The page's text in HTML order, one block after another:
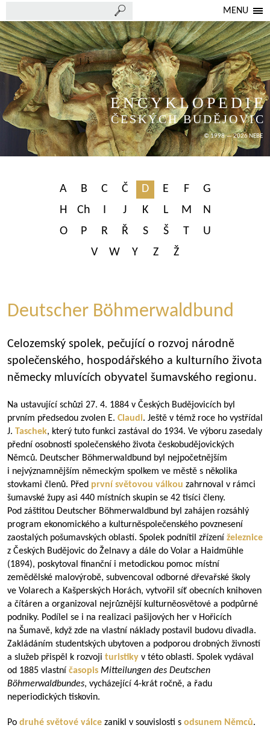
MENU
ENCYKLOPEDIE
ČESKÝCH BUDĚJOVIC
© 1998 — 2026 NEBE
A B C Č D E F
G
H
Ch I J K L M
N
O
P R Ř S Š T
U
V
W Y Z Ž
Deutscher Böhmerwaldbund
Celozemský spolek, pečující o rozvoj národně
společenského, hospodářského a kulturního života
německy mluvících obyvatel šumavského regionu.
Na ustavující schůzi 27. 4. 1884 v Českých Budějovicích byl
prvním předsedou zvolen E. Claudi. Ještě v témž roce ho vystřídal
J. Taschek, který tuto funkci zastával do 1934. Ve výboru zasedaly
přední osobnosti společenského života českobudějovických
Němců. Deutscher Böhmerwaldbund byl nejpočetnějším
i nejvýznamnějším německým spolkem ve městě s několika
stovkami členů. Před první světovou válkou zahrnoval v rámci
šumavské župy asi 440 místních skupin se 42 tisíci členy.
Pod záštitou Deutscher Böhmerwaldbund byl zahájen rozsáhlý
program ekonomického a kulturněspolečenského povznesení
zaostalých pošumavských oblastí. Spolek podnítil zřízení železnice
z Českých Budějovic do Želnavy a dále do Volar a Haidmühle
(1894), poskytoval finanční i metodickou pomoc místní
zemědělské malovýrobě, subvencoval odborné dřevařské školy
ve Volarech a Kašperských Horách, vytvořil síť obecních knihoven
a čítáren a organizoval nejrůznější kulturněosvětové a podpůrné
podniky. Podílel se i na realizaci pašijových her v Hořicích
na Šumavě, když zde na vlastní náklady postavil budovu divadla.
Zakládáním studentských ubytoven a podporou drobných živností
a služeb přispěl k rozvoji turistiky v této oblasti. Spolek vydával
od 1885 vlastní časopis Mitteilungen des Deutschen
Böhmerwaldbundes, vycházející 4-krát ročně, a řadu
neperiodických tiskovin.
Po druhé světové válce zanikl v souvislosti s odsunem Němců.